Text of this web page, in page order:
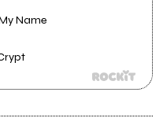
Name